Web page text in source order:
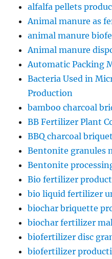
alfalfa pellets
Animal manure as
animal manure
Animal manure
Automatic Packing
Bacteria Used in
Production
bamboo charcoal
BB Fertilizer Plant
BBQ charcoal
Bentonite granules
Bentonite
Bio fertilizer
bio liquid fertilizer
biochar briquette
biochar fertilizer
biofertilizer disc
biofertilizer